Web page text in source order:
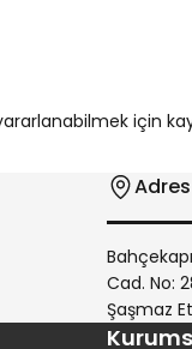
için
Cad. No:
Şaşmaz